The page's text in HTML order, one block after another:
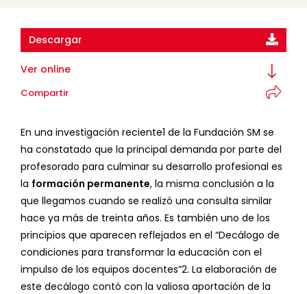
Descargar
Ver online
Compartir
En una investigación reciente1 de la Fundación SM se
ha constatado que la principal demanda por parte del
profesorado para culminar su desarrollo profesional es
la formación permanente, la misma conclusión a la
que llegamos cuando se realizó una consulta similar
hace ya más de treinta años. Es también uno de los
principios que aparecen reflejados en el “Decálogo de
condiciones para transformar la educación con el
impulso de los equipos docentes”2. La elaboración de
este decálogo contó con la valiosa aportación de la